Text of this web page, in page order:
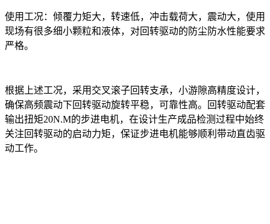
使用工况：倾覆力矩大，转速低，冲击载荷大，震动大，使用
现场有很多细小颗粒和液体，对回转驱动的防尘防水性能要求
严格。
根据上述工况，采用交叉滚子回转支承，小游隙高精度设计，
确保高频震动下回转驱动旋转平稳，可靠性高。回转驱动配套
输出扭矩20N.M的步进电机，在设计生产成品检测过程中始终
关注回转驱动的启动力矩，保证步进电机能够顺利带动直齿驱
动工作。